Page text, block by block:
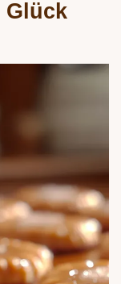
Glück